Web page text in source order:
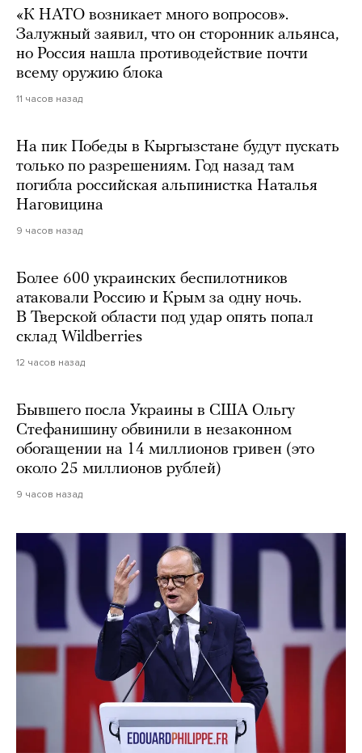
«К НАТО возникает много вопросов».
Залужный заявил, что он сторонник альянса,
но Россия нашла противодействие почти
всему оружию блока
11 часов назад
На пик Победы в Кыргызстане будут пускать
только по разрешениям. Год назад там
погибла российская альпинистка Наталья
Наговицина
9 часов назад
Более 600 украинских беспилотников
атаковали Россию и Крым за одну ночь.
В Тверской области под удар опять попал
склад Wildberries
12 часов назад
Бывшего посла Украины в США Ольгу
Стефанишину обвинили в незаконном
обогащении на 14 миллионов гривен (это
около 25 миллионов рублей)
9 часов назад